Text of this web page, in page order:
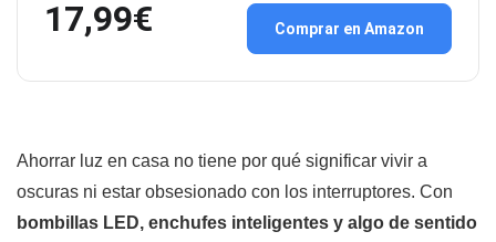
17,99€ Comprar en Amazon
Ahorrar luz en casa no tiene por qué significar vivir a
oscuras ni estar obsesionado con los interruptores. Con
bombillas LED, enchufes inteligentes y algo de sentido